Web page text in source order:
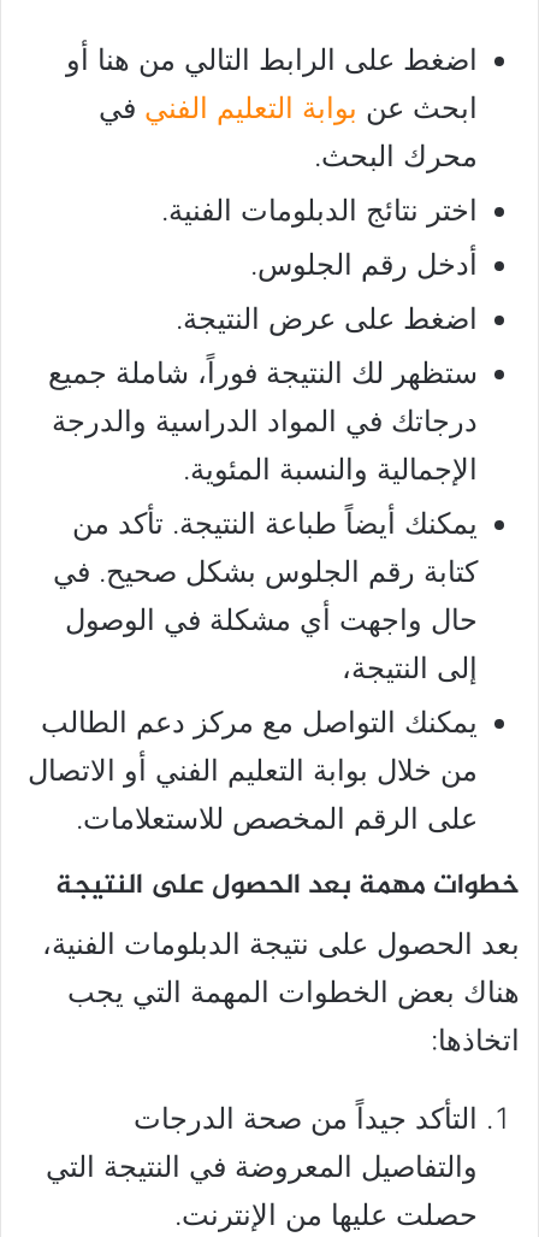
اضغط على الرابط التالي من هنا أو
ابحث عن بوابة التعليم الفني في
محرك البحث.
اختر نتائج الدبلومات الفنية.
أدخل رقم الجلوس.
اضغط على عرض النتيجة.
ستظهر لك النتيجة فوراً، شاملة جميع
درجاتك في المواد الدراسية والدرجة
الإجمالية والنسبة المئوية.
يمكنك أيضاً طباعة النتيجة. تأكد من
كتابة رقم الجلوس بشكل صحيح. في
حال واجهت أي مشكلة في الوصول
إلى النتيجة،
يمكنك التواصل مع مركز دعم الطالب
من خلال بوابة التعليم الفني أو الاتصال
على الرقم المخصص للاستعلامات.
خطوات مهمة بعد الحصول على النتيجة
بعد الحصول على نتيجة الدبلومات الفنية،
هناك بعض الخطوات المهمة التي يجب
اتخاذها:
التأكد جيداً من صحة الدرجات
والتفاصيل المعروضة في النتيجة التي
حصلت عليها من الإنترنت.